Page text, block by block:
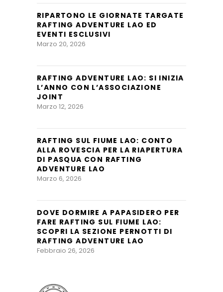
RIPARTONO LE GIORNATE TARGATE
RAFTING ADVENTURE LAO ED
EVENTI ESCLUSIVI
Marzo 20, 2026
RAFTING ADVENTURE LAO: SI INIZIA
L’ANNO CON L’ASSOCIAZIONE
JOINT
Marzo 12, 2026
RAFTING SUL FIUME LAO: CONTO
ALLA ROVESCIA PER LA RIAPERTURA
DI PASQUA CON RAFTING
ADVENTURE LAO
Marzo 6, 2026
DOVE DORMIRE A PAPASIDERO PER
FARE RAFTING SUL FIUME LAO:
SCOPRI LA SEZIONE PERNOTTI DI
RAFTING ADVENTURE LAO
Febbraio 26, 2026